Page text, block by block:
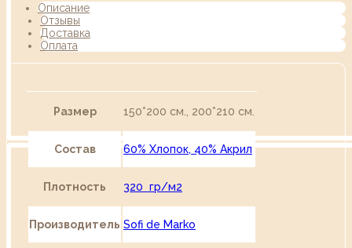
Описание
Отзывы
Доставка
Оплата
Размер 150*200 см., 200*210 см.
Состав 60% Хлопок, 40% Акрил
Плотность 320 гр/м2
Производитель Sofi de Marko